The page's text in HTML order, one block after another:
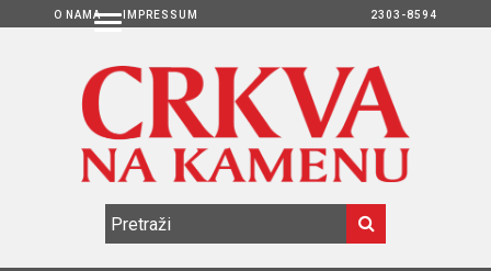
O NAMA IMPRESSUM 2303-8594